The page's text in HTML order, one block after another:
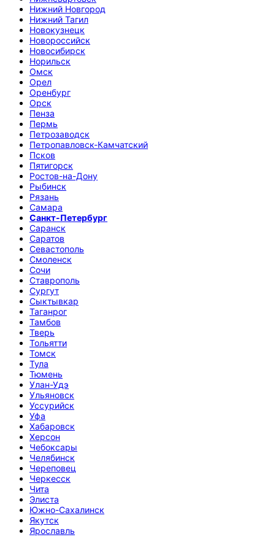
Нижний Новгород
Нижний Тагил
Новокузнецк
Новороссийск
Новосибирск
Норильск
Омск
Орел
Оренбург
Орск
Пенза
Пермь
Петрозаводск
Петропавловск-Камчатский
Псков
Пятигорск
Ростов-на-Дону
Рыбинск
Рязань
Самара
Санкт-Петербург
Саранск
Саратов
Севастополь
Смоленск
Сочи
Ставрополь
Сургут
Сыктывкар
Таганрог
Тамбов
Тверь
Тольятти
Томск
Тула
Тюмень
Улан-Удэ
Ульяновск
Уссурийск
Уфа
Хабаровск
Херсон
Чебоксары
Челябинск
Череповец
Черкесск
Чита
Элиста
Южно-Сахалинск
Якутск
Ярославль